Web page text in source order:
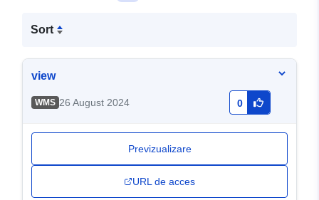
Sort
view
WMS 26 August 2024 0
Previzualizare
URL de acces